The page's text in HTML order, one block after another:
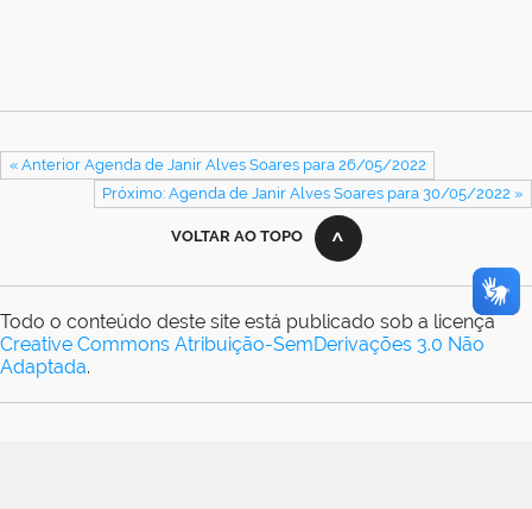
« Anterior Agenda de Janir Alves Soares para 26/05/2022
Próximo: Agenda de Janir Alves Soares para 30/05/2022 »
VOLTAR AO TOPO
Todo o conteúdo deste site está publicado sob a licença
Creative Commons Atribuição-SemDerivações 3.0 Não
Adaptada.